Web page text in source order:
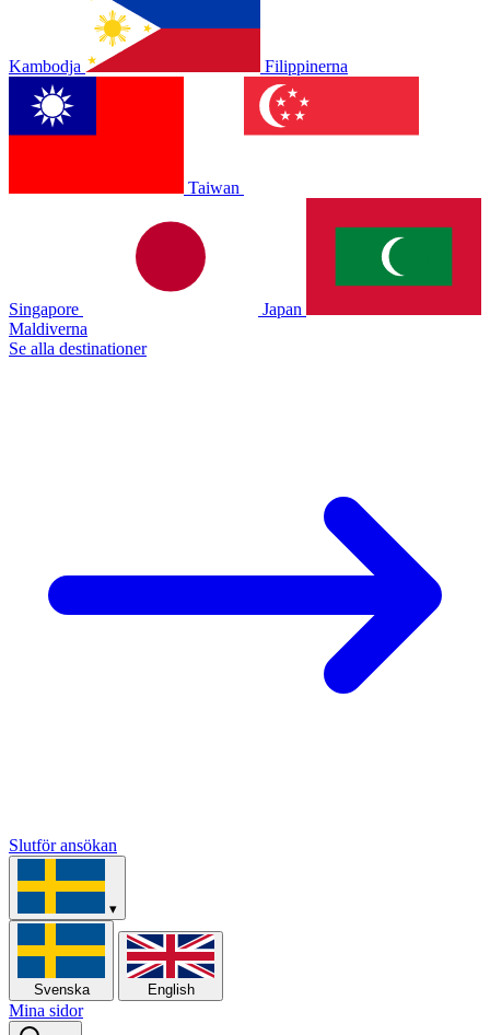
Kambodja Filippinerna
Taiwan
Singapore
Japan
Maldiverna
Se alla destinationer
Slutför ansökan
▾
Svenska English
Mina sidor